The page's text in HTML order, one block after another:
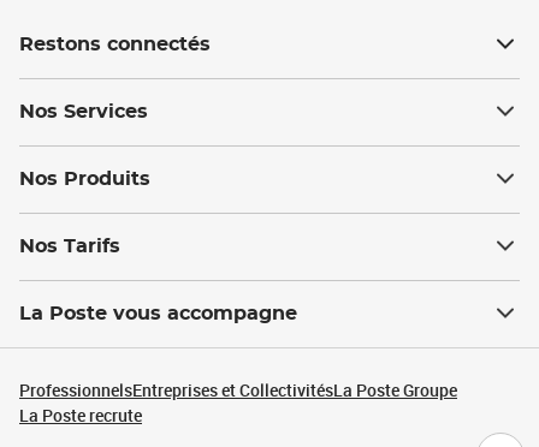
Restons connectés
Nos Services
Nos Produits
Nos Tarifs
La Poste vous accompagne
ProfessionnelsEntreprises et CollectivitésLa Poste Groupe
La Poste recrute